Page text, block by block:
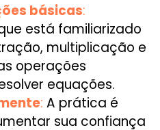
básicas:
está familiarizado
multiplicação e
operações
equações.
: A prática é
sua confiança